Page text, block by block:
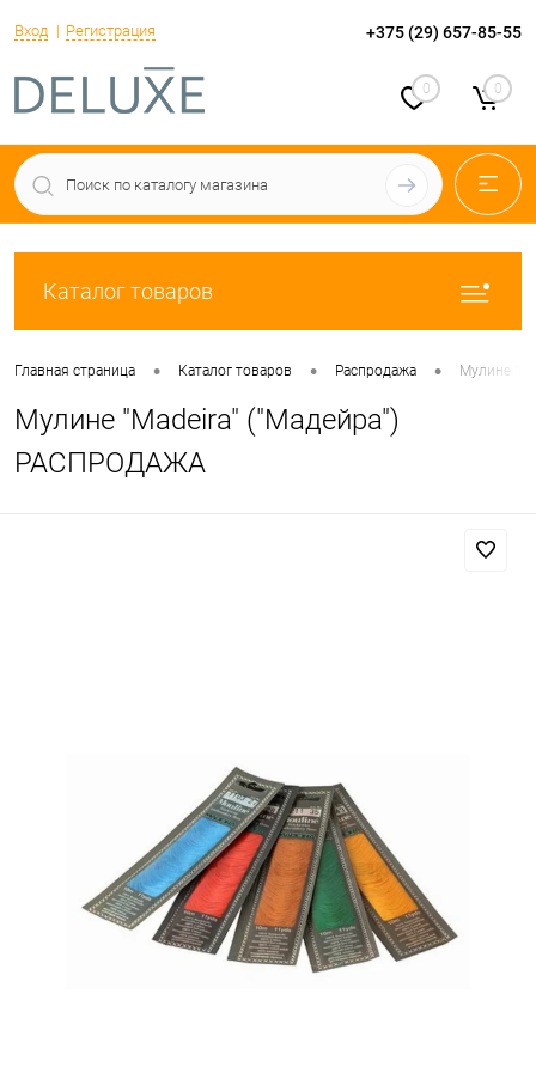
Вход Регистрация +375 (29) 657-85-55
0 0
Каталог товаров
Главная страница • Каталог товаров • Распродажа • Мулине
Мулине "Madeira" ("Мадейра")
РАСПРОДАЖА